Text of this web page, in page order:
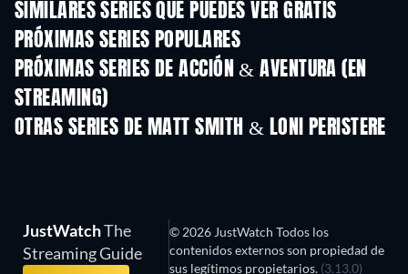
SIMILARES SERIES QUE PUEDES VER GRATIS
TV TV
PRÓXIMAS SERIES POPULARES
TV
PRÓXIMAS SERIES DE ACCIÓN & AVENTURA (EN
STREAMING)Temporada 2
OTRAS SERIES DE MATT SMITH & LONI PERISTERE
JustWatchThe
Streaming Guide
© 2026 JustWatch Todos los
contenidos externos son propiedad de
sus legítimos propietarios. (3.13.0)